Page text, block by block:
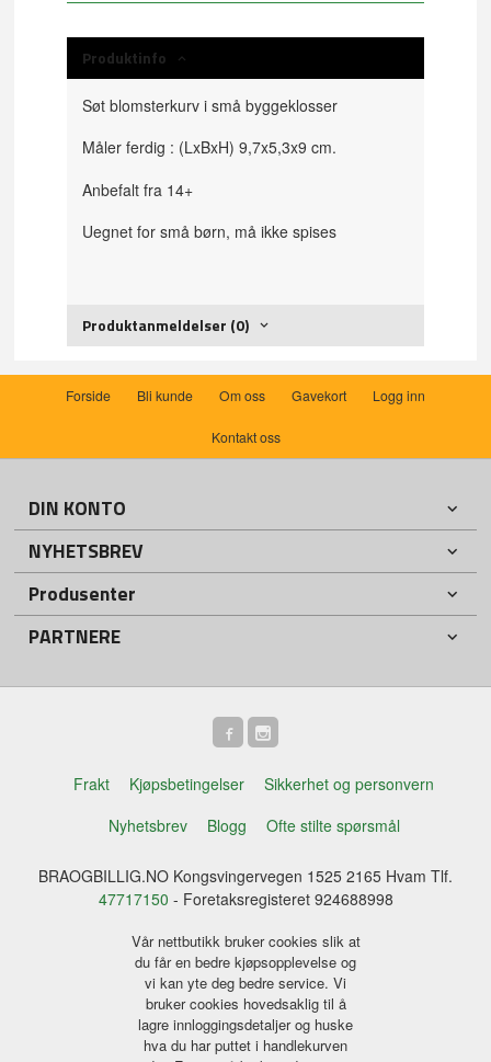
Produktinfo
Søt blomsterkurv i små byggeklosser
Måler ferdig : (LxBxH) 9,7x5,3x9 cm.
Anbefalt fra 14+
Uegnet for små børn, må ikke spises
Produktanmeldelser (0)
Forside Bli kunde Om oss Gavekort Logg inn
Kontakt oss
DIN KONTO
NYHETSBREV
Produsenter
PARTNERE
Frakt Kjøpsbetingelser
Sikkerhet og personvern
Nyhetsbrev
Blogg Ofte stilte spørsmål
BRAOGBILLIG.NO Kongsvingervegen 1525 2165 Hvam Tlf.
47717150 - Foretaksregisteret 924688998
Vår nettbutikk bruker cookies slik at
du får en bedre kjøpsopplevelse og
vi kan yte deg bedre service. Vi
bruker cookies hovedsaklig til å
lagre innloggingsdetaljer og huske
hva du har puttet i handlekurven